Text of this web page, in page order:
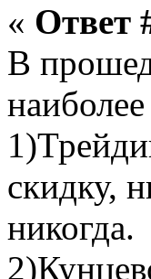
« Ответ
В
скидку,